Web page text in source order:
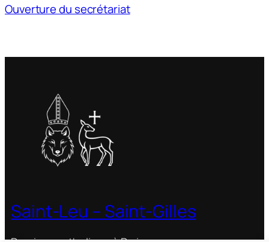
Ouverture du secrétariat
Saint-Leu – Saint-Gilles